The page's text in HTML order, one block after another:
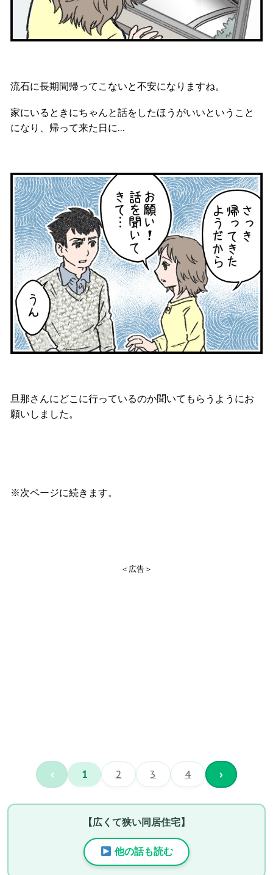
流石に長期間帰ってこないと不安になりますね。
家にいるときにちゃんと話をしたほうがいいということ
になり、帰って来た日に…
旦那さんにどこに行っているのか聞いてもらうようにお
願いしました。
※次ページに続きます。
＜広告＞
‹ 1 2 3 4 ›
【広くて狭い同居住宅】
他の話も読む